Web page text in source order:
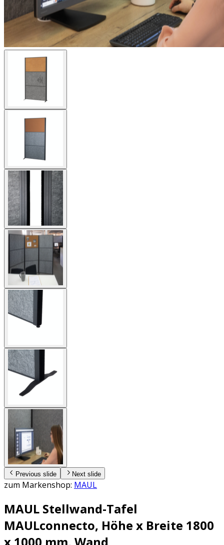
Previous slide Next slide
zum Markenshop: MAUL
MAUL Stellwand-Tafel
MAULconnecto, Höhe x Breite 1800
x 1000 mm, Wand